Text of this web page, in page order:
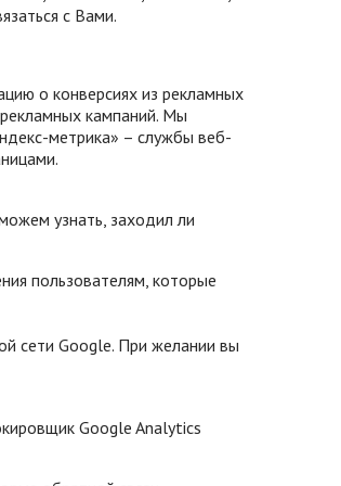
с Вами.
о конверсиях из рекламных
кампаний. Мы
метрика» – службы веб-
узнать, заходил ли
пользователям, которые
сети Google. При желании вы
Google Analytics